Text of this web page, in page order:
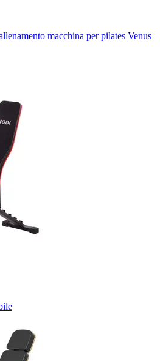
macchina per pilates Venus